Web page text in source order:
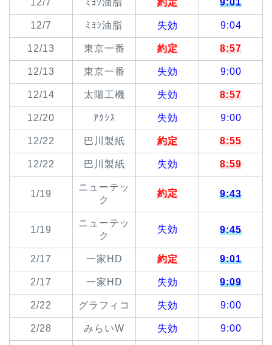
12/7 ﾐﾖｼ油脂 約定 9:01
12/7 ﾐﾖｼ油脂 失効 9:04
12/13 東京一番 約定 8:57
12/13 東京一番 失効 9:00
12/14 太陽工機 失効 8:57
12/20 ｱｸｼｽ 失効 9:00
12/22 巴川製紙 約定 8:55
12/22 巴川製紙 失効 8:59
1/19
ニューテッ
ク
約定 9:43
1/19
ニューテッ
ク
失効 9:45
2/17 一家HD 約定 9:01
2/17 一家HD 失効 9:09
2/22 グラフィコ 失効 9:00
2/28 みらいW 失効 9:00